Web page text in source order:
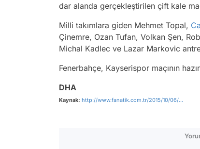
dar alanda gerçekleştirilen çift kale
Milli takımlara giden Mehmet Topal,
Çinemre, Ozan Tufan, Volkan Şen,
Michal Kadlec ve Lazar Markovic
Fenerbahçe, Kayserispor maçının
DHA
Kaynak: http://www.fanatik.com.tr/2015/10/06/...